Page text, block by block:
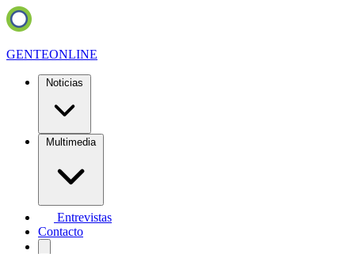
GENTEONLINE
Noticias
Multimedia
Entrevistas
Contacto